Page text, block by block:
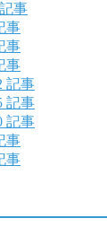
事
事
事
事
記事
記事
記事
事
事